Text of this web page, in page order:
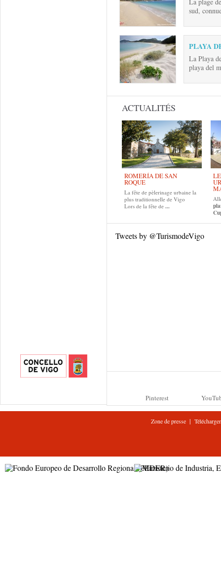
sud,
PLAYA
La Playa
playa del
ACTUALITÉS
ROMERÍA DE SAN
ROQUE
La fête de pèlerinage urbaine la
plus traditionnelle de Vigo
Lors de la fête de ...
Tweets by @TurismodeVigo
Pinterest
Zone de presse |